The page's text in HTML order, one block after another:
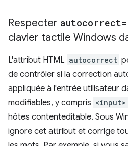
Respecter
clavier tactile Windows
L'attribut HTML autocorrect
de contrôler si la correction
appliquée à l'entrée utilisateur
modifiables, y compris <input>
hôtes contenteditable. Sous
ignore cet attribut et corrige